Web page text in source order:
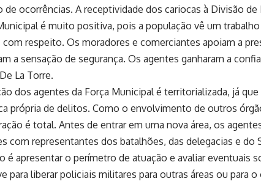
de ocorrências. A receptividade dos cariocas à Divisão
é muito positiva, pois a população vê um
respeito. Os moradores e comerciantes apoiam a
a sensação de segurança. Os agentes ganharam a
La Torre.
dos agentes da Força Municipal é territorializada, já que
própria de delitos. Como o envolvimento de outros
é total. Antes de entrar em uma nova área, os
com representantes dos batalhões, das delegacias e do
é apresentar o perímetro de atuação e avaliar eventuais
para liberar policiais militares para outras áreas ou para